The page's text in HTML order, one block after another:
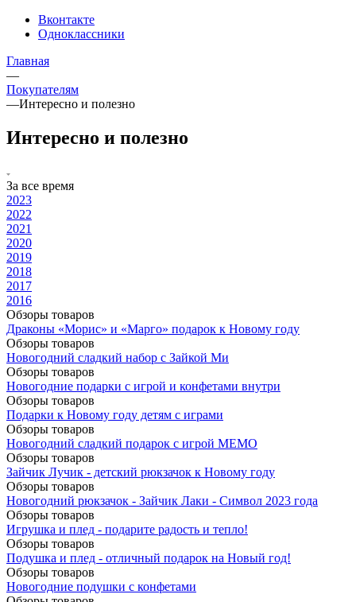
Вконтакте
Одноклассники
Главная
—
Покупателям
—Интересно и полезно
Интересно и полезно
За все время
2023
2022
2021
2020
2019
2018
2017
2016
Обзоры товаров
Драконы «Морис» и «Марго» подарок к Новому году
Обзоры товаров
Новогодний сладкий набор с Зайкой Ми
Обзоры товаров
Новогодние подарки с игрой и конфетами внутри
Обзоры товаров
Подарки к Новому году детям с играми
Обзоры товаров
Новогодний сладкий подарок с игрой МЕМО
Обзоры товаров
Зайчик Лучик - детский рюкзачок к Новому году
Обзоры товаров
Новогодний рюкзачок - Зайчик Лаки - Символ 2023 года
Обзоры товаров
Игрушка и плед - подарите радость и тепло!
Обзоры товаров
Подушка и плед - отличный подарок на Новый год!
Обзоры товаров
Новогодние подушки с конфетами